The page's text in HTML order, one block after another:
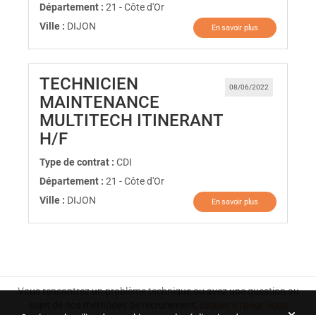
Département : 21 - Côte d'Or
Ville : DIJON En savoir plus
08/06/2022
TECHNICIEN
MAINTENANCE
MULTITECH ITINERANT
H/F(Nouvelle fenêtre)
Type de contrat : CDI
Département : 21 - Côte d'Or
Ville : DIJON En savoir plus
Vous rencontrez un problème technique ou avez une question au